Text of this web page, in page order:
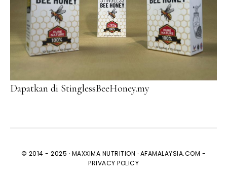
Dapatkan di StinglessBeeHoney.my
© 2014 - 2025 · MAXXIMA NUTRITION · AFAMALAYSIA.COM -
PRIVACY POLICY